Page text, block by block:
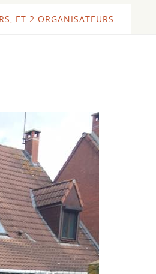
ET 2 ORGANISATEURS